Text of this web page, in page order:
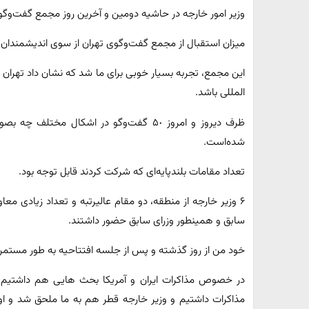
وزیر امور خارجه در حاشیه دومین و آخرین روز مجمع
میزان استقبال از مجمع گفت‌وگوی تهران از سوی
این مجمع، تجربه بسیار خوبی برای ما شد که نشان داد
المللی باشد.
ظرف دیروز و امروز ۵٠ گفت‌وگو در اشکال
شده‌است.
تعداد مقامات بلندپایه‌ای که شرکت کردند قابل توجه بود.
۶ وزیر خارجه از منطقه، دو مقام عالیرتبه و تعداد
سابق و همینطور وزرای سابق حضور داشتند.
خود من از روز گذشته و پس از جلسه افتتاحیه به طور
در خصوص مذاکرات ایران و آمریکا بحث هایی هم
مذاکرات داشتیم و وزیر خارجه قطر هم به ما ملحق شد و